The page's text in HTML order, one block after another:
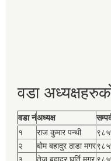
वडा
वडा नंअध्यक्ष
१
राज कुमार पन्थी
२
बोम बहादुर ठाडा मगर
३
तेज बहादुर घर्ति मगर